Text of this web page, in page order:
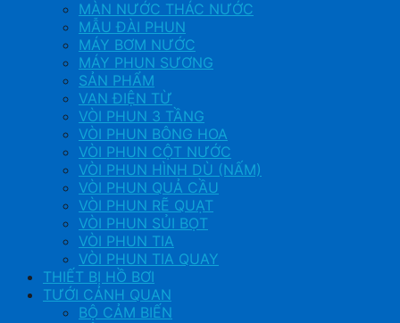
MÀN NƯỚC THÁC NƯỚC
MẪU ĐÀI PHUN
MÁY BƠM NƯỚC
MÁY PHUN SƯƠNG
SẢN PHẨM
VAN ĐIỆN TỪ
VÒI PHUN 3 TẦNG
VÒI PHUN BÔNG HOA
VÒI PHUN CỘT NƯỚC
VÒI PHUN HÌNH DÙ (NẤM)
VÒI PHUN QUẢ CẦU
VÒI PHUN RẼ QUẠT
VÒI PHUN SỦI BỌT
VÒI PHUN TIA
VÒI PHUN TIA QUAY
THIẾT BỊ HỒ BƠI
TƯỚI CẢNH QUAN
BỘ CẢM BIẾN